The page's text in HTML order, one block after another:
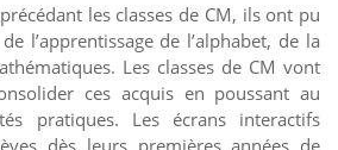
les classes de CM, ils ont pu
l’apprentissage de l’alphabet, de la
Les classes de CM vont
ces acquis en poussant au
pratiques. Les écrans interactifs
dès leurs premières années de